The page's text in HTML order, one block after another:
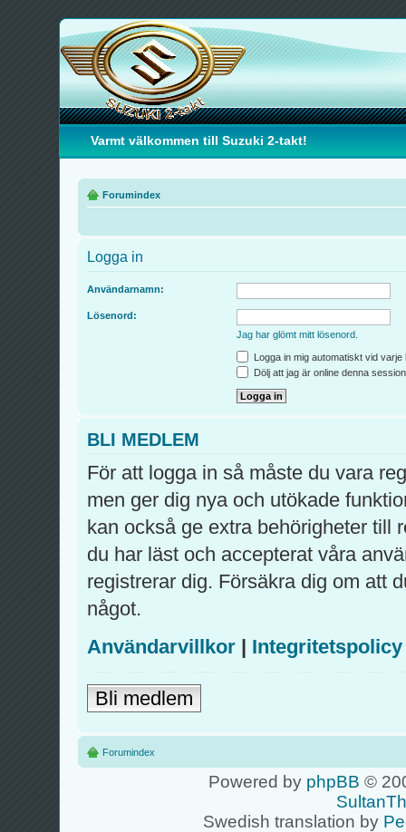
Varmt välkommen till Suzuki 2-takt!
Forumindex
Logga in
Användarnamn:
Lösenord:
Jag har glömt mitt lösenord.
Logga in mig automatiskt vid varje
Dölj att jag är online denna
BLI MEDLEM
För att logga in så måste du vara
men ger dig nya och utökade
kan också ge extra behörigheter till
du har läst och accepterat våra
registrerar dig. Försäkra dig om att
något.
Användarvillkor | Integritetspolicy
Bli medlem
Forumindex
Powered by phpBB ©
Swedish translation by